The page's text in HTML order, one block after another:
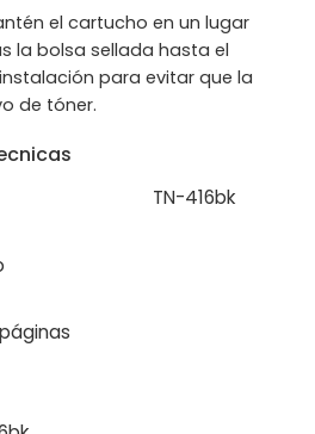
el cartucho en un lugar
la bolsa sellada hasta el
para evitar que la
de tóner.
TN-416bk